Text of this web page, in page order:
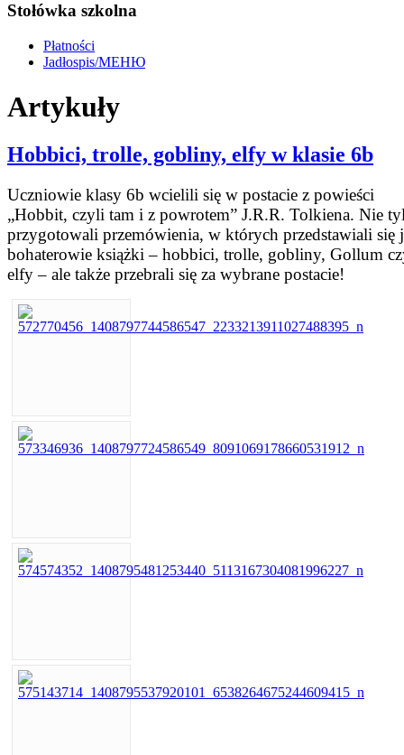
Stołówka szkolna
Płatności
Jadłospis/МЕНЮ
Artykuły
Hobbici, trolle, gobliny, elfy w klasie 6b
Uczniowie klasy 6b wcielili się w postacie z powieści
„Hobbit, czyli tam i z powrotem” J.R.R. Tolkiena. Nie
przygotowali przemówienia, w których przedstawiali się
bohaterowie książki – hobbici, trolle, gobliny, Gollum
elfy – ale także przebrali się za wybrane postacie!